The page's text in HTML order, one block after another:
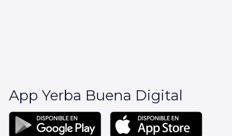
App Yerba Buena Digital